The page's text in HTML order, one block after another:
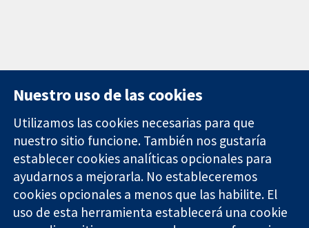
Evidencia fiable.
Decisiones
informadas.
Mejor salud.
11-13 Cavendish
Square
Londres
W1G 0AN
Reino Unido
Contacto
Noticias
Prensa
Sobre
nosotros
Empleo
Nuestro uso de las cookies
Utilizamos las cookies necesarias para que
nuestro sitio funcione. También nos gustaría
establecer cookies analíticas opcionales para
ayudarnos a mejorarla. No estableceremos
cookies opcionales a menos que las habilite. El
uso de esta herramienta establecerá una cookie